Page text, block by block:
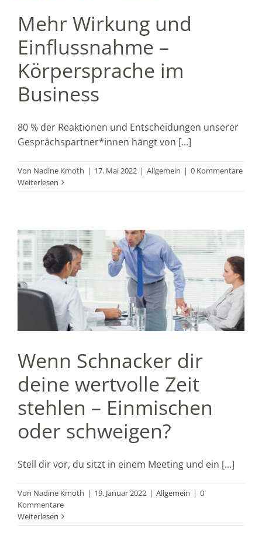
Mehr Wirkung und
Einflussnahme –
Körpersprache im
Business
80 % der Reaktionen und Entscheidungen unserer
Gesprächspartner*innen hängt von [...]
Von Nadine Kmoth | 17. Mai 2022 | Allgemein | 0 Kommentare
Weiterlesen
Wenn Schnacker dir
deine wertvolle Zeit
stehlen – Einmischen
oder schweigen?
Stell dir vor, du sitzt in einem Meeting und ein [...]
Von Nadine Kmoth | 19. Januar 2022 | Allgemein | 0
Kommentare
Weiterlesen